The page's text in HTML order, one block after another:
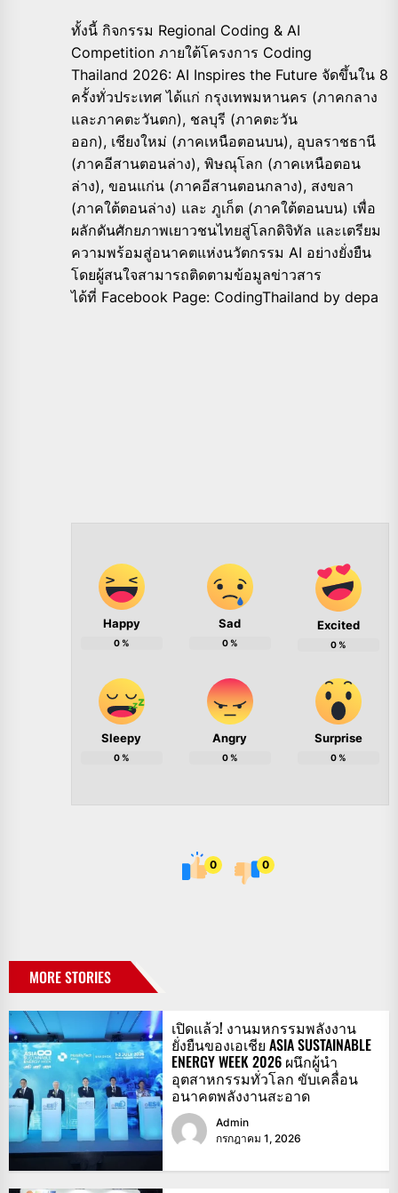
ทั้งนี้ กิจกรรม Regional Coding & AI
Competition ภายใต้โครงการ Coding
Thailand 2026: AI Inspires the Future จัดขึ้นใน 8
ครั้งทั่วประเทศ ได้แก่ กรุงเทพมหานคร (ภาคกลาง
และภาคตะวันตก), ชลบุรี (ภาคตะวัน
ออก), เชียงใหม่ (ภาคเหนือตอนบน), อุบลราชธานี
(ภาคอีสานตอนล่าง), พิษณุโลก (ภาคเหนือตอน
ล่าง), ขอนแก่น (ภาคอีสานตอนกลาง), สงขลา
(ภาคใต้ตอนล่าง) และ ภูเก็ต (ภาคใต้ตอนบน) เพื่อ
ผลักดันศักยภาพเยาวชนไทยสู่โลกดิจิทัล และเตรียม
ความพร้อมสู่อนาคตแห่งนวัตกรรม AI อย่างยั่งยืน
โดยผู้สนใจสามารถติดตามข้อมูลข่าวสาร
ได้ที่ Facebook Page: CodingThailand by depa
Happy
0%
Sad
0%
Excited
0%
Sleepy
0%
Angry
0%
Surprise
0%
0 0
MORE STORIES
เปิดแล้ว! งานมหกรรมพลังงาน
ยั่งยืนของเอเชีย ASIA SUSTAINABLE
ENERGY WEEK 2026 ผนึกผู้นำ
อุตสาหกรรมทั่วโลก ขับเคลื่อน
อนาคตพลังงานสะอาด
Admin
กรกฎาคม 1, 2026